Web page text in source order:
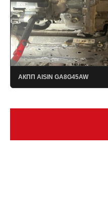
АКПП AISIN GA8G45AW